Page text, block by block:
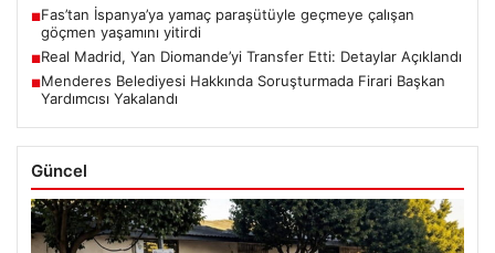
■Fas’tan İspanya’ya yamaç paraşütüyle geçmeye çalışan
göçmen yaşamını yitirdi
■Real Madrid, Yan Diomande’yi Transfer Etti: Detaylar Açıklandı
■Menderes Belediyesi Hakkında Soruşturmada Firari Başkan
Yardımcısı Yakalandı
Güncel